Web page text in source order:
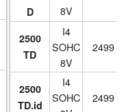
D
8V
2500
TD
I4
SOHC
8V
2499 cc
2500
TD.id
I4
SOHC
2499 cc